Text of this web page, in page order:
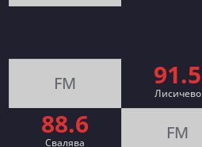
FM 91.5
Лисичево
88.6
Свалява FM